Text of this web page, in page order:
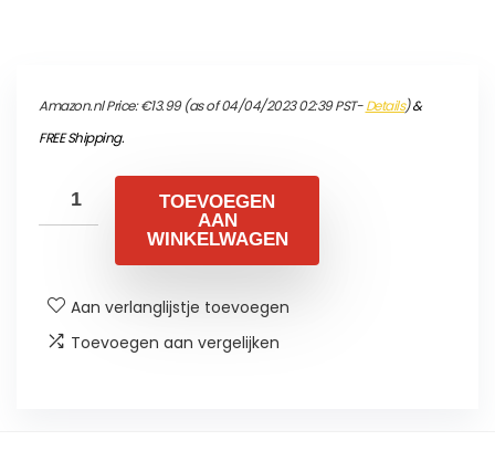
Amazon.nl Price:€13.99(as of 04/04/2023 02:39 PST-Details)&
FREE Shipping.
TOEVOEGEN
AAN
WINKELWAGEN
Aan verlanglijstje toevoegen
Toevoegen aan vergelijken